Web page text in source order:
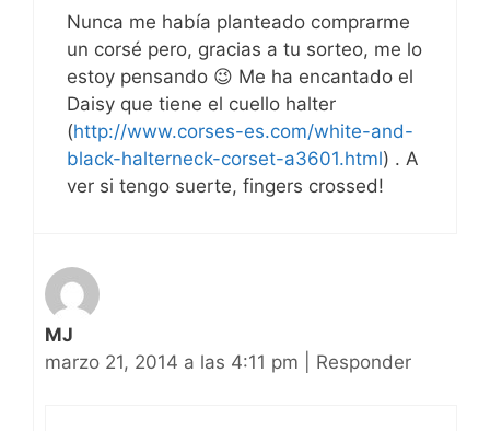
Nunca me había planteado comprarme
un corsé pero, gracias a tu sorteo, me lo
estoy pensando 😉 Me ha encantado el
Daisy que tiene el cuello halter
(http://www.corses-es.com/white-and-
black-halterneck-corset-a3601.html) . A
ver si tengo suerte, fingers crossed!
MJ
marzo 21, 2014 a las 4:11 pm
Responder